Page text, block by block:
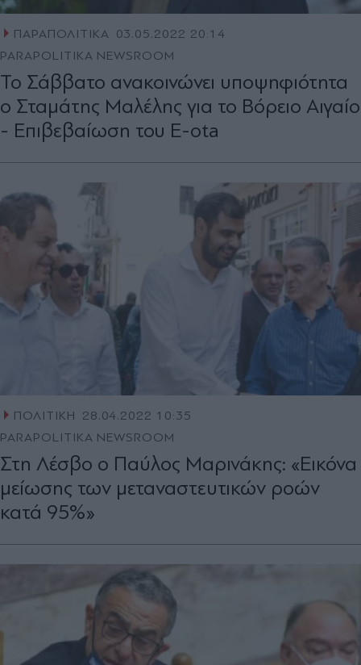
ΠΑΡΑΠΟΛΙΤΙΚΑ 03.05.2022 20:14
PARAPOLITIKA NEWSROOM
Το Σάββατο ανακοινώνει υποψηφιότητα
ο Σταμάτης Μαλέλης για το Βόρειο Αιγαίο
- Επιβεβαίωση του E-ota
ΠΟΛΙΤΙΚΗ
28.04.2022 10:35
PARAPOLITIKA NEWSROOM
Στη Λέσβο ο Παύλος Μαρινάκης: «Εικόνα
μείωσης των μεταναστευτικών ροών
κατά 95%»